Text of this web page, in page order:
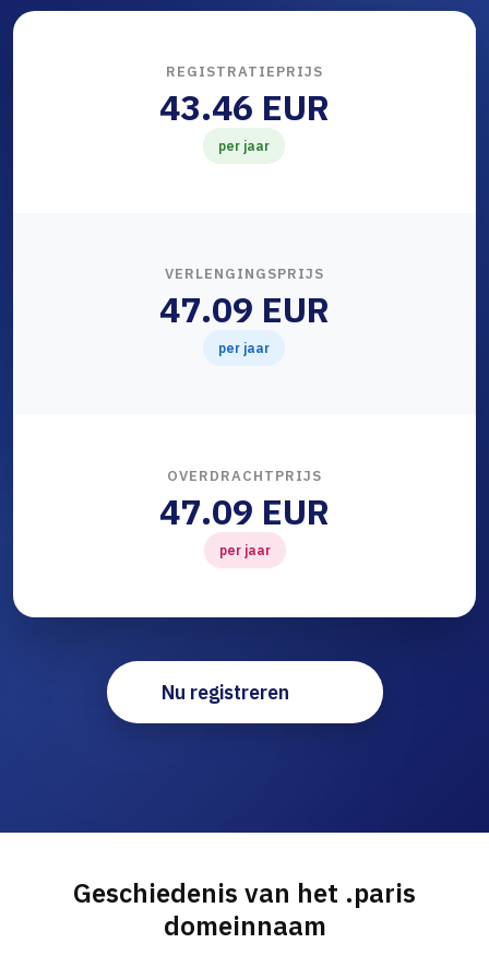
REGISTRATIEPRIJS
43.46 EUR
per jaar
VERLENGINGSPRIJS
47.09 EUR
per jaar
OVERDRACHTPRIJS
47.09 EUR
per jaar
Nu registreren
Geschiedenis van het .paris
domeinnaam